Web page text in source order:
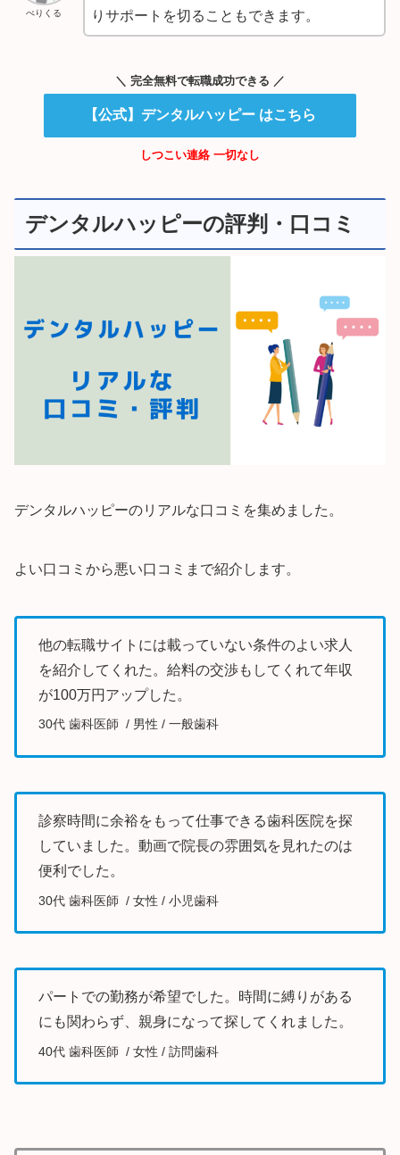
ぺりくる
りサポートを切ることもできます。
＼ 完全無料で転職成功できる ／
【公式】デンタルハッピー はこちら
しつこい連絡 一切なし
デンタルハッピーの評判・口コミ
デンタルハッピーのリアルな口コミを集めました。
よい口コミから悪い口コミまで紹介します。
他の転職サイトには載っていない条件のよい求人
を紹介してくれた。給料の交渉もしてくれて年収
が100万円アップした。
30代 歯科医師 / 男性 / 一般歯科
診察時間に余裕をもって仕事できる歯科医院を探
していました。動画で院長の雰囲気を見れたのは
便利でした。
30代 歯科医師 / 女性 / 小児歯科
パートでの勤務が希望でした。時間に縛りがある
にも関わらず、親身になって探してくれました。
40代 歯科医師 / 女性 / 訪問歯科